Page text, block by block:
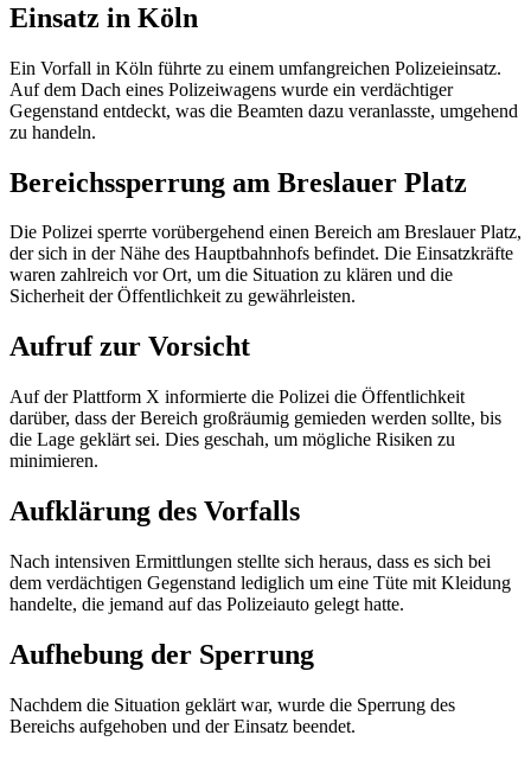
Einsatz in Köln
Ein Vorfall in Köln führte zu einem umfangreichen Polizeieinsatz.
Auf dem Dach eines Polizeiwagens wurde ein verdächtiger
Gegenstand entdeckt, was die Beamten dazu veranlasste, umgehend
zu handeln.
Bereichssperrung am Breslauer Platz
Die Polizei sperrte vorübergehend einen Bereich am Breslauer Platz,
der sich in der Nähe des Hauptbahnhofs befindet. Die Einsatzkräfte
waren zahlreich vor Ort, um die Situation zu klären und die
Sicherheit der Öffentlichkeit zu gewährleisten.
Aufruf zur Vorsicht
Auf der Plattform X informierte die Polizei die Öffentlichkeit
darüber, dass der Bereich großräumig gemieden werden sollte, bis
die Lage geklärt sei. Dies geschah, um mögliche Risiken zu
minimieren.
Aufklärung des Vorfalls
Nach intensiven Ermittlungen stellte sich heraus, dass es sich bei
dem verdächtigen Gegenstand lediglich um eine Tüte mit Kleidung
handelte, die jemand auf das Polizeiauto gelegt hatte.
Aufhebung der Sperrung
Nachdem die Situation geklärt war, wurde die Sperrung des
Bereichs aufgehoben und der Einsatz beendet.